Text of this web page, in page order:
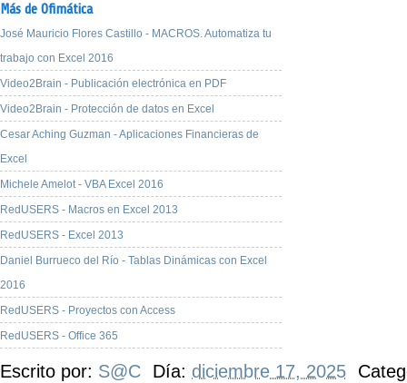
Más de Ofimática
José Mauricio Flores Castillo - MACROS. Automatiza tu
trabajo con Excel 2016
Video2Brain - Publicación electrónica en PDF
Video2Brain - Protección de datos en Excel
Cesar Aching Guzman - Aplicaciones Financieras de
Excel
Michele Amelot - VBA Excel 2016
RedUSERS - Macros en Excel 2013
RedUSERS - Excel 2013
Daniel Burrueco del Río - Tablas Dinámicas con Excel
2016
RedUSERS - Proyectos con Access
RedUSERS - Office 365
Escrito por: S@C Día: diciembre 17, 2025